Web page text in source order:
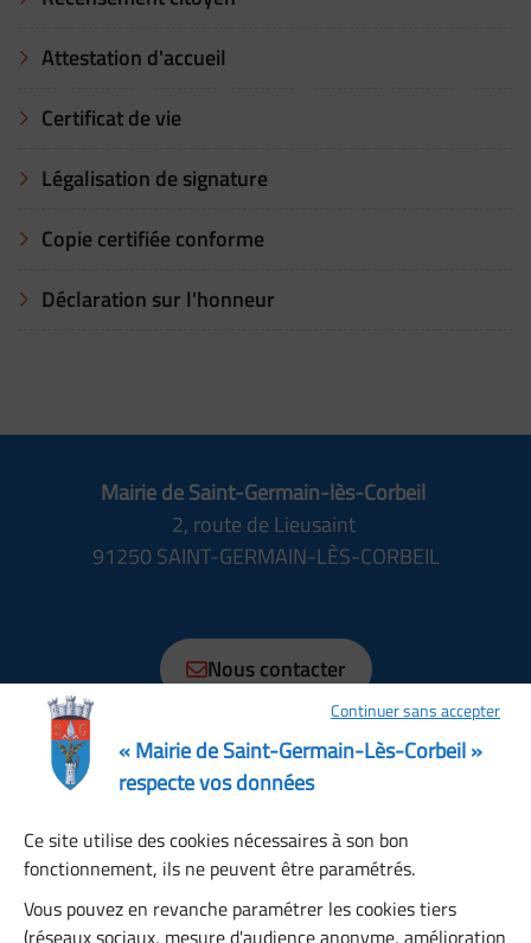
Attestation d'accueil
Certificat de vie
Légalisation de signature
Copie certifiée conforme
Déclaration sur l'honneur
Mairie de Saint-Germain-lès-Corbeil
2, route de Lieusaint
91250 SAINT-GERMAIN-LÈS-CORBEIL
Nous contacter
Lundi, Mardi, Jeudi, Vendredi : 08:30 à 12:15, 13:30 à
17:30
Samedi : 08:30 à 12:00
Dimanche : fermé
Restons connectés
Continuer sans accepter
« Mairie de Saint-Germain-Lès-Corbeil »
respecte vos données
Ce site utilise des cookies nécessaires à son bon
fonctionnement, ils ne peuvent être paramétrés.
Vous pouvez en revanche paramétrer les cookies tiers
(réseaux sociaux, mesure d'audience anonyme, amélioration